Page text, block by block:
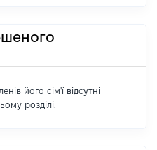
його сім'ї відсутні
розділі.